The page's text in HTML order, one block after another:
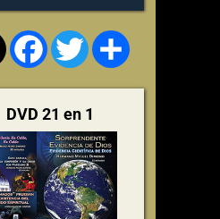
FacebookTwitter
DVD 21 en 1